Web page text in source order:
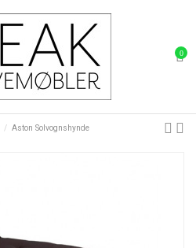
0
Aston Solvognshynde